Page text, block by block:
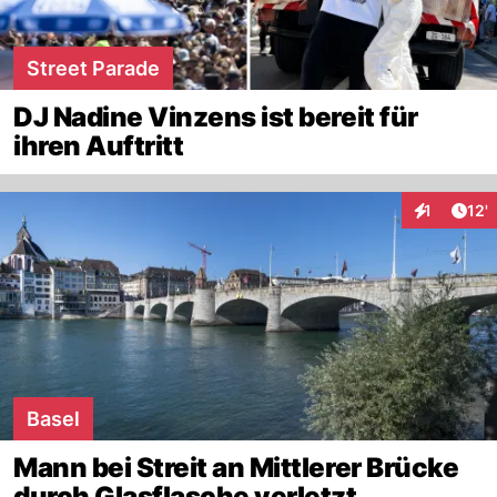
Street Parade
DJ Nadine Vinzens ist bereit für
ihren Auftritt
1 12'
Basel
Mann bei Streit an Mittlerer Brücke